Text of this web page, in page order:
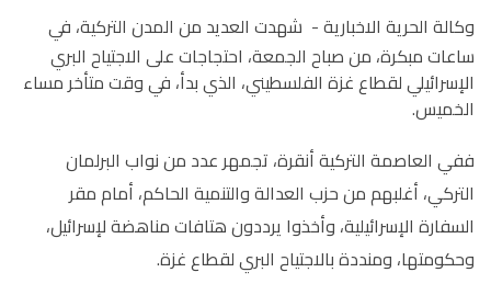
وكالة الحرية الاخبارية - شهدت العديد من المدن التركية، في
ساعات مبكرة، من صباح الجمعة، احتجاجات على الاجتياح البري
الإسرائيلي لقطاع غزة الفلسطيني، الذي بدأ، في وقت متأخر مساء
الخميس.
ففي العاصمة التركية أنقرة، تجمهر عدد من نواب البرلمان
التركي، أغلبهم من حزب العدالة والتنمية الحاكم، أمام مقر
السفارة الإسرائيلية، وأخذوا يرددون هتافات مناهضة لإسرائيل،
وحكومتها، ومنددة بالاجتياح البري لقطاع غزة.